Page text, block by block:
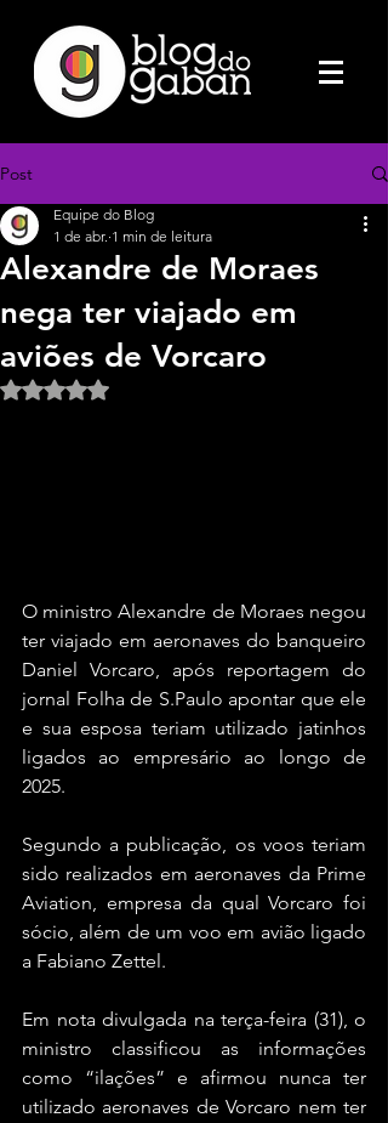
Post
Alexandre de Moraes
nega ter viajado em
aviões de Vorcaro
Equipe do Blog
1 de abr. 1 min de leitura
Avaliado com NaN de 5 estrelas.
O ministro Alexandre de Moraes negou
ter viajado em aeronaves do banqueiro
Daniel Vorcaro, após reportagem do
jornal Folha de S.Paulo apontar que ele
e sua esposa teriam utilizado jatinhos
ligados ao empresário ao longo de
2025.
Segundo a publicação, os voos teriam
sido realizados em aeronaves da Prime
Aviation, empresa da qual Vorcaro foi
sócio, além de um voo em avião ligado
a Fabiano Zettel.
Em nota divulgada na terça-feira (31), o
ministro classificou as informações
como “ilações” e afirmou nunca ter
utilizado aeronaves de Vorcaro nem ter